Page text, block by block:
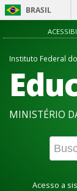
BRASIL
Instituto Federal
MINISTÉRIO
Acesso a